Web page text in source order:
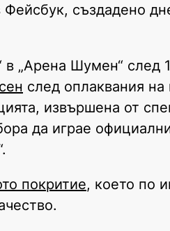
Фейсбук, създадено
„Арена Шумен“ след
след оплаквания
извършена от
да играе
покритие, което по